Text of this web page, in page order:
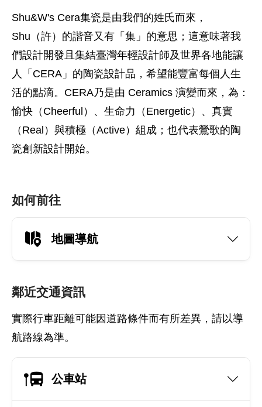
Shu&W's Cera集瓷是由我們的姓氏而來，
Shu（許）的諧音又有「集」的意思；這意味著我
們設計開發且集結臺灣年輕設計師及世界各地能讓
人「CERA」的陶瓷設計品，希望能豐富每個人生
活的點滴。CERA乃是由 Ceramics 演變而來，為：
愉快（Cheerful）、生命力（Energetic）、真實
（Real）與積極（Active）組成；也代表鶯歌的陶
瓷創新設計開始。
如何前往
地圖導航
鄰近交通資訊
實際行車距離可能因道路條件而有所差異，請以導
航路線為準。
公車站